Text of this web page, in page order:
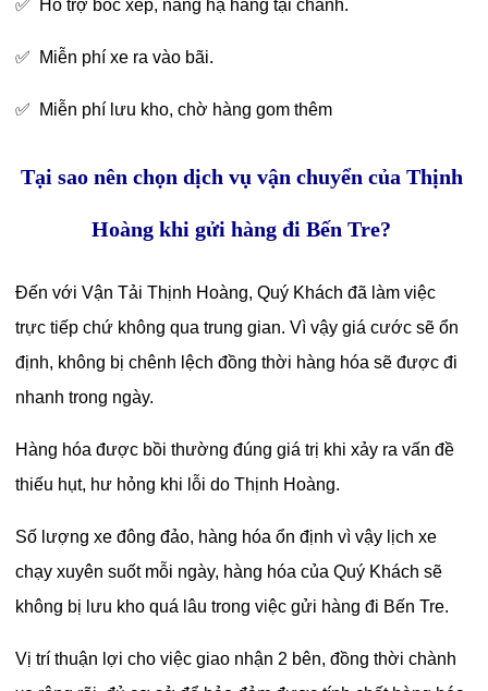
✅ Hỗ trợ bốc xếp, nâng hạ hàng tại chành.
✅ Miễn phí xe ra vào bãi.
✅ Miễn phí lưu kho, chờ hàng gom thêm
Tại sao nên chọn dịch vụ vận chuyển của Thịnh
Hoàng khi gửi hàng đi Bến Tre?
Đến với Vận Tải Thịnh Hoàng, Quý Khách đã làm việc
trực tiếp chứ không qua trung gian. Vì vậy giá cước sẽ ổn
định, không bị chênh lệch đồng thời hàng hóa sẽ được đi
nhanh trong ngày.
Hàng hóa được bồi thường đúng giá trị khi xảy ra vấn đề
thiếu hụt, hư hỏng khi lỗi do Thịnh Hoàng.
Số lượng xe đông đảo, hàng hóa ổn định vì vậy lịch xe
chạy xuyên suốt mỗi ngày, hàng hóa của Quý Khách sẽ
không bị lưu kho quá lâu trong việc gửi hàng đi Bến Tre.
Vị trí thuận lợi cho việc giao nhận 2 bên, đồng thời chành